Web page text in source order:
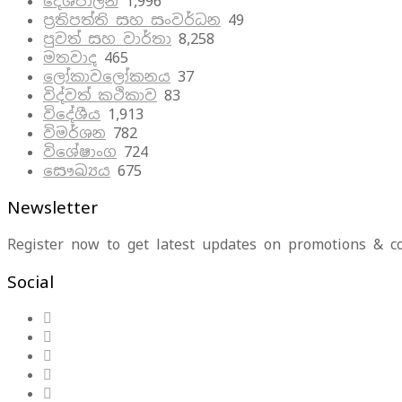
ප්‍රතිපත්ති සහ සංවර්ධන 49
පුවත් සහ වාර්තා 8,258
මතවාද 465
ලෝකාවලෝකනය 37
විද්වත් කථිකාව 83
විදේශීය 1,913
විමර්ශන 782
විශේෂාංග 724
සෞඛ්‍යය 675
Newsletter
Register now to get latest updates on promotions &
Social